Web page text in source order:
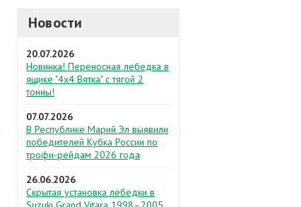
Новости
20.07.2026
Новинка! Переносная лебедка в
ящике "4х4 Вятка" с тягой 2
тонны!
07.07.2026
В Республике Марий Эл выявили
победителей Кубка России по
трофи-рейдам 2026 года
26.06.2026
Скрытая установка лебедки в